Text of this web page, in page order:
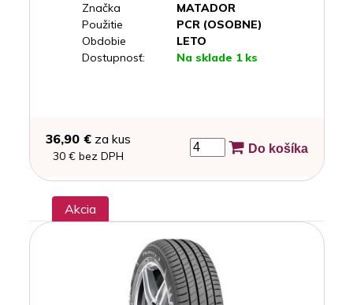
Značka
MATADOR
Použitie
PCR (OSOBNE)
Obdobie
LETO
Dostupnosť:
Na sklade 1 ks
36,90 €za kus
30 € bez DPH
Do košíka
Akcia